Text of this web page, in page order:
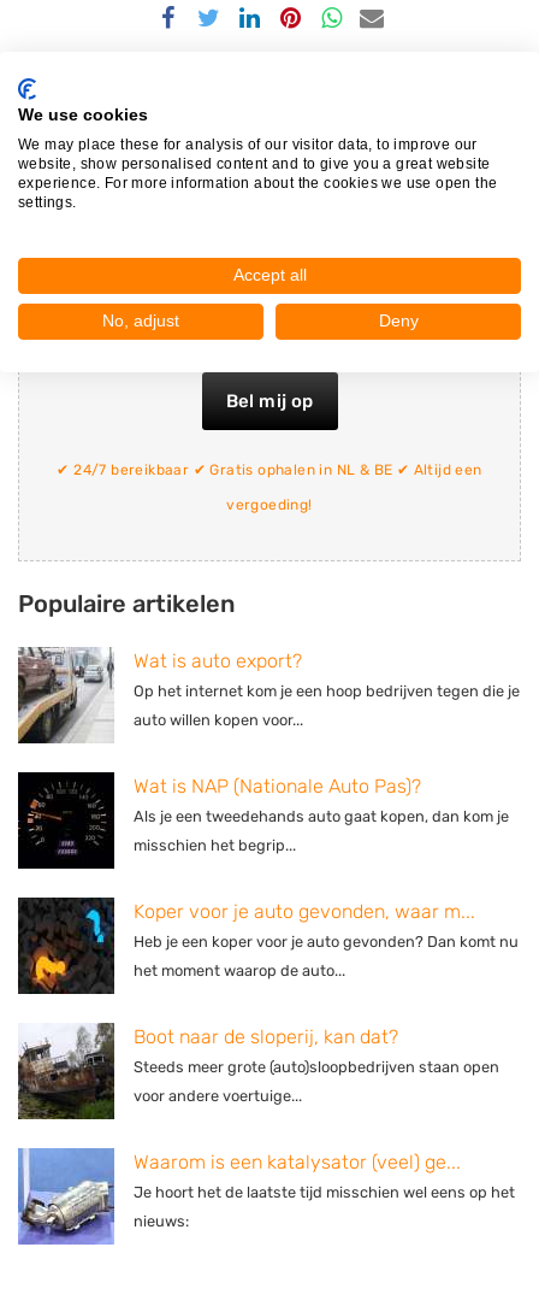
DelenDelenDelenDelenDelenDelen
Vorige bericht
ophalen?
06-40719624
Bel mij op
✔ 24/7 bereikbaar ✔ Gratis ophalen in NL & BE ✔ Altijd een
vergoeding!
Populaire artikelen
Wat is auto export?
Op het internet kom je een hoop bedrijven tegen die je
auto willen kopen voor...
Wat is NAP (Nationale Auto Pas)?
Als je een tweedehands auto gaat kopen, dan kom je
misschien het begrip...
Koper voor je auto gevonden, waar m...
Heb je een koper voor je auto gevonden? Dan komt nu
het moment waarop de auto...
Boot naar de sloperij, kan dat?
Steeds meer grote (auto)sloopbedrijven staan open
voor andere voertuige...
Waarom is een katalysator (veel) ge...
Je hoort het de laatste tijd misschien wel eens op het
nieuws:
We use cookies
We may place these for analysis of our visitor data, to improve our
website, show personalised content and to give you a great website
experience. For more information about the cookies we use open the
settings.
Accept all
No, adjust Deny